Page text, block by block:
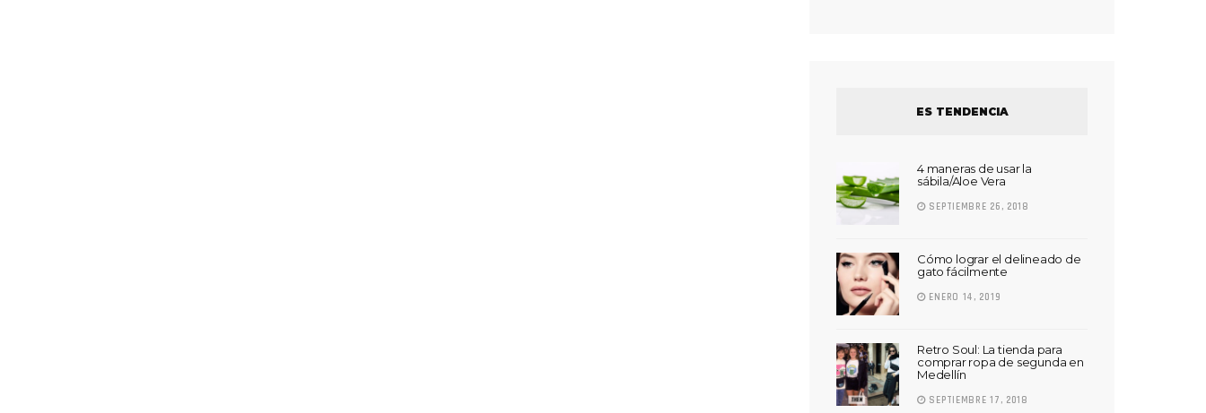
ES TENDENCIA
4 maneras de usar la
sábila/Aloe Vera
SEPTIEMBRE 26, 2018
Cómo lograr el delineado de
gato fácilmente
ENERO 14, 2019
Retro Soul: La tienda para
comprar ropa de segunda en
Medellín
SEPTIEMBRE 17, 2018